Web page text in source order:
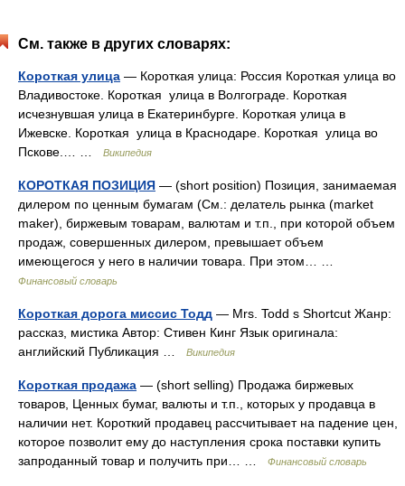
См. также в других словарях:
Короткая улица — Короткая улица: Россия Короткая улица во
Владивостоке. Короткая улица в Волгограде. Короткая
исчезнувшая улица в Екатеринбурге. Короткая улица в
Ижевске. Короткая улица в Краснодаре. Короткая улица во
Пскове.… …
Википедия
КОРОТКАЯ ПОЗИЦИЯ — (short position) Позиция, занимаемая
дилером по ценным бумагам (См.: делатель рынка (market
maker), биржевым товарам, валютам и т.п., при которой объем
продаж, совершенных дилером, превышает объем
имеющегося у него в наличии товара. При этом… …
Финансовый словарь
Короткая дорога миссис Тодд — Mrs. Todd s Shortcut Жанр:
рассказ, мистика Автор: Стивен Кинг Язык оригинала:
английский Публикация …
Википедия
Короткая продажа — (short selling) Продажа биржевых
товаров, Ценных бумаг, валюты и т.п., которых у продавца в
наличии нет. Короткий продавец рассчитывает на падение цен,
которое позволит ему до наступления срока поставки купить
запроданный товар и получить при… …
Финансовый словарь